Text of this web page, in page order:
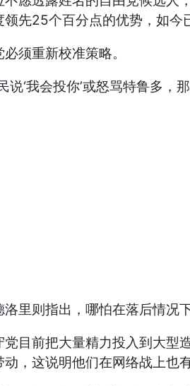
领先25个百分点的优势，如今
须重新校准策略。
说‘我会投你’或怒骂特鲁多
里则指出，哪怕在落后情况
目前把大量精力投入到大型
，这说明他们在网络战上也